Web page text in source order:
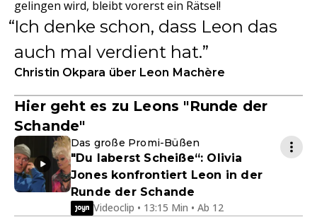
gelingen wird, bleibt vorerst ein Rätsel!
Ich denke schon, dass Leon das
auch mal verdient hat.
Christin Okpara über Leon Machère
Hier geht es zu Leons "Runde der
Schande"
Das große Promi-Büßen
"Du laberst Scheiße“: Olivia
Jones konfrontiert Leon in der
Runde der Schande
Videoclip • 13:15 Min • Ab 12